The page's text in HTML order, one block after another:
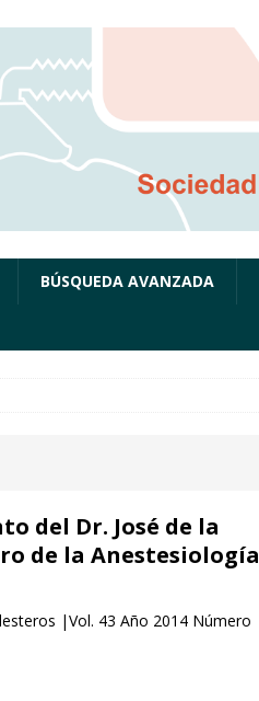
BÚSQUEDA AVANZADA
del Dr. José de la
de la Anestesiología
|Vol. 43 Año 2014 Número